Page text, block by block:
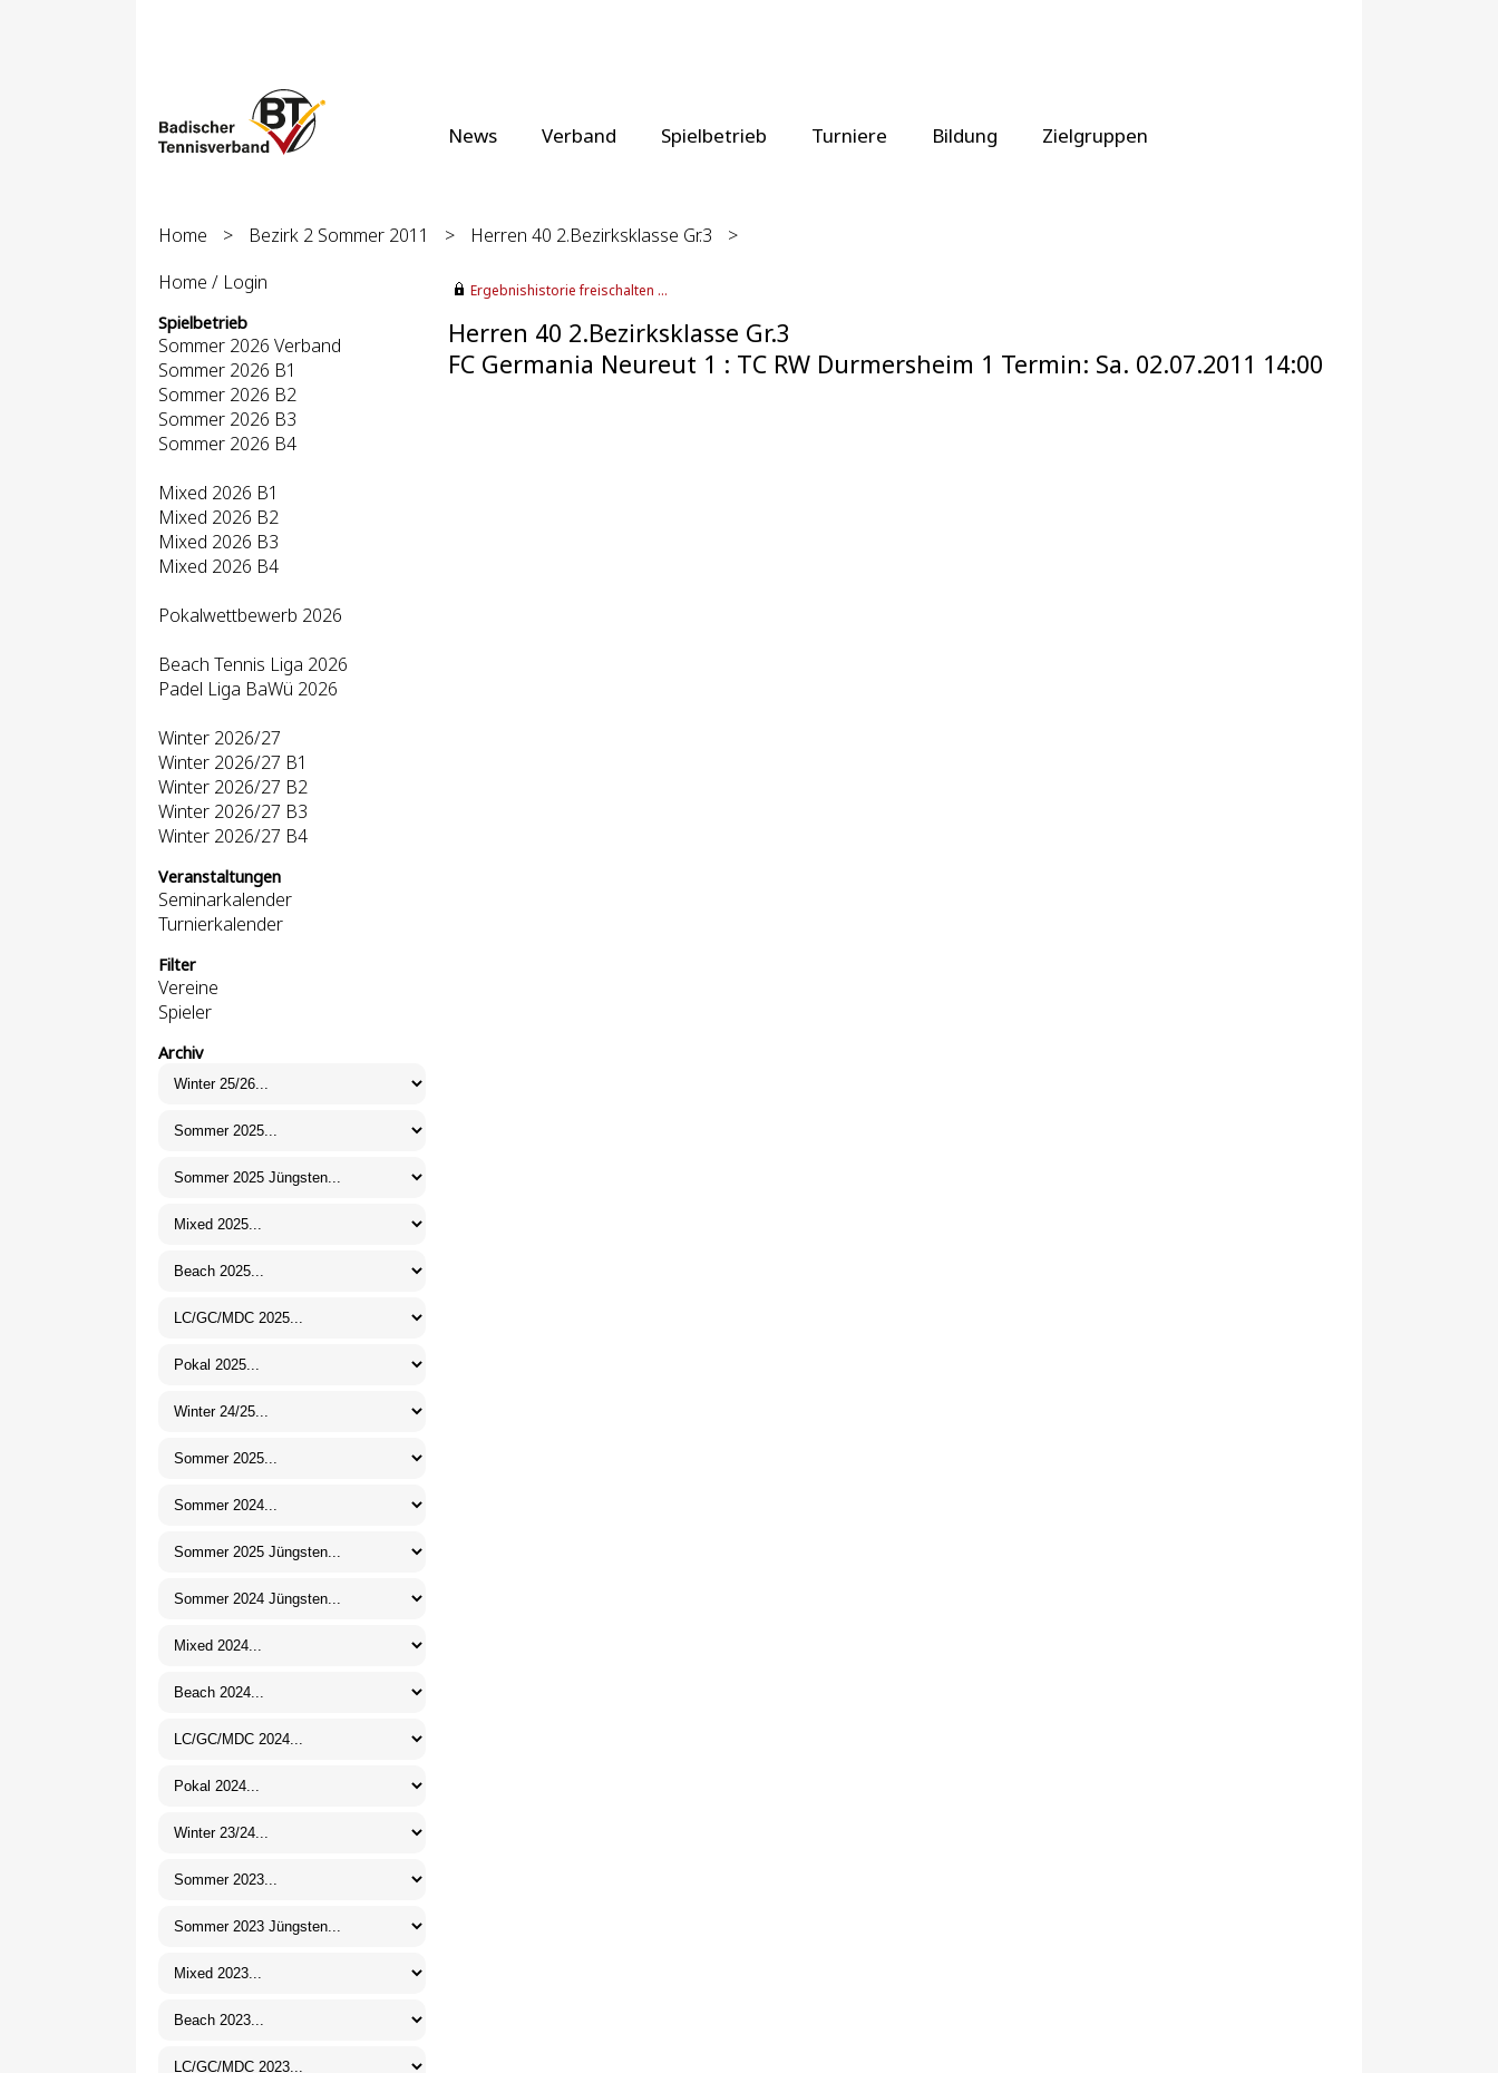
News Verband Spielbetrieb Turniere Bildung Zielgruppen
Home > Bezirk 2 Sommer 2011 > Herren 40 2.Bezirksklasse Gr.3
>
Home / Login
Spielbetrieb
Sommer 2026 Verband
Sommer 2026 B1
Sommer 2026 B2
Sommer 2026 B3
Sommer 2026 B4
Mixed 2026 B1
Mixed 2026 B2
Mixed 2026 B3
Mixed 2026 B4
Pokalwettbewerb 2026
Beach Tennis Liga 2026
Padel Liga BaWü 2026
Winter 2026/27
Winter 2026/27 B1
Winter 2026/27 B2
Winter 2026/27 B3
Winter 2026/27 B4
Veranstaltungen
Seminarkalender
Turnierkalender
Filter
Vereine
Spieler
Archiv
Ergebnishistorie freischalten ...
Herren 40 2.Bezirksklasse Gr.3
FC Germania Neureut 1 : TC RW Durmersheim 1 Termin: Sa. 02.07.2011 14:00